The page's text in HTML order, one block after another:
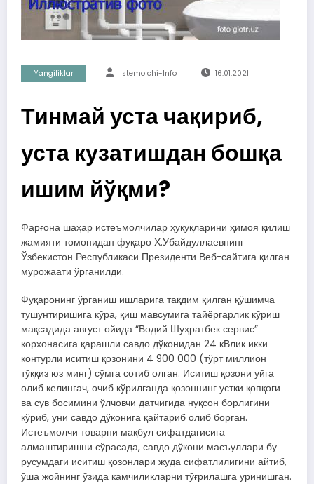
Yangiliklar Istemolchi-Info 16.01.2021
Тинмай уста чақириб,
уста кузатишдан бошқа
ишим йўқми?
Фарғона шаҳар истеъмолчилар ҳуқуқларини ҳимоя қилиш
жамияти томонидан фуқаро Х.Убайдуллаевнинг
Ўзбекистон Республикаси Президенти Веб-сайтига қилган
мурожаати ўрганилди.
Фуқаронинг ўрганиш ишларига тақдим қилган қўшимча
тушунтиришига кўра, қиш мавсумига тайёргарлик кўриш
мақсадида август ойида “Водий Шуҳратбек сервис”
корхонасига қарашли савдо дўконидан 24 кВлик икки
контурли иситиш қозонини 4 900 000 (тўрт миллион
тўққиз юз минг) сўмга сотиб олган. Иситиш қозони уйга
олиб келингач, очиб кўрилганда қозоннинг устки қопқоғи
ва сув босимини ўлчовчи датчигида нуқсон борлигини
кўриб, уни савдо дўконига қайтариб олиб борган.
Истеъмолчи товарни мақбул сифатдагисига
алмаштиришни сўрасада, савдо дўкони масъуллари бу
русумдаги иситиш қозонлари жуда сифатлилигини айтиб,
ўша жойнинг ўзида камчиликларни тўғрилашга уринишган.